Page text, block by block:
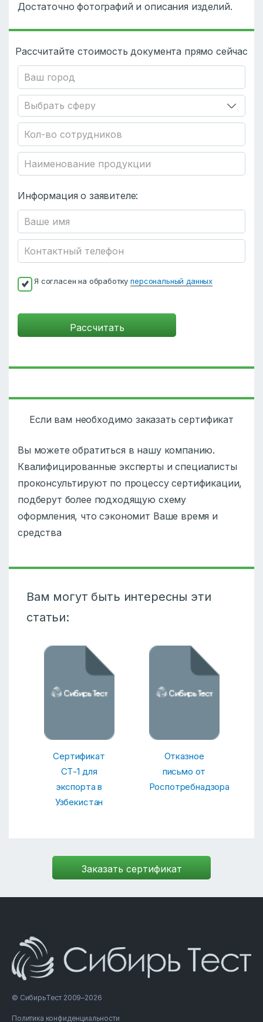
Достаточно фотографий и описания изделий.
Рассчитайте стоимость документа прямо сейчас
Информация о заявителе:
Я согласен на обработкуперсональный данных
Если вам необходимо заказать сертификат
Вы можете обратиться в нашу компанию.
Квалифицированные эксперты и специалисты
проконсультируют по процессу сертификации,
подберут более подходящую схему
оформления, что сэкономит Ваше время и
средства
Вам могут быть интересны эти
статьи:
Сертификат
СТ-1 для
экспорта в
Узбекистан
Отказное
письмо от
Роспотребнадзора
© СибирьТест 2009–2026
Политика конфиденциальности